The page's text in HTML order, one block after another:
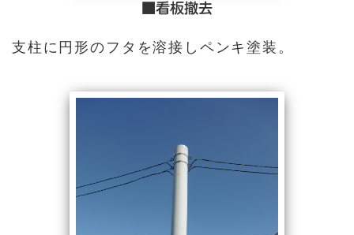
■看板撤去
支柱に円形のフタを溶接しペンキ塗装。